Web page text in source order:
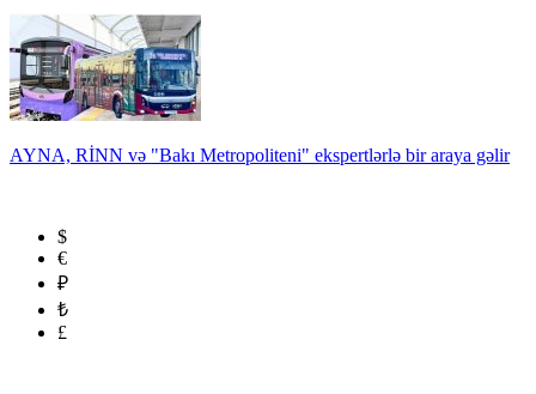
AYNA, RİNN və "Bakı Metropoliteni" ekspertlərlə bir araya gəlir
$
€
₽
₺
£